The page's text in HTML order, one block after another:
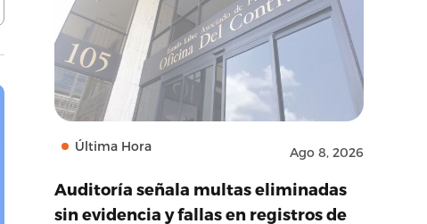
Última Hora Ago 8, 2026
Auditoría señala multas eliminadas
sin evidencia y fallas en registros de